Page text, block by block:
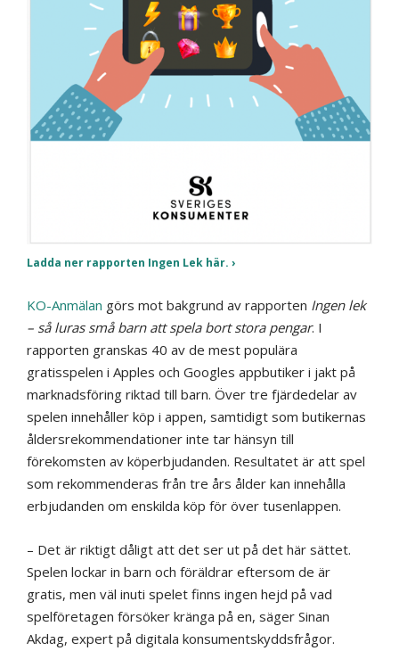
Ladda ner rapporten Ingen Lek här.
KO-Anmälan görs mot bakgrund av rapporten Ingen lek
– så luras små barn att spela bort stora pengar. I
rapporten granskas 40 av de mest populära
gratisspelen i Apples och Googles appbutiker i jakt på
marknadsföring riktad till barn. Över tre fjärdedelar av
spelen innehåller köp i appen, samtidigt som butikernas
åldersrekommendationer inte tar hänsyn till
förekomsten av köperbjudanden. Resultatet är att spel
som rekommenderas från tre års ålder kan innehålla
erbjudanden om enskilda köp för över tusenlappen.
– Det är riktigt dåligt att det ser ut på det här sättet.
Spelen lockar in barn och föräldrar eftersom de är
gratis, men väl inuti spelet finns ingen hejd på vad
spelföretagen försöker kränga på en, säger Sinan
Akdag, expert på digitala konsumentskyddsfrågor.